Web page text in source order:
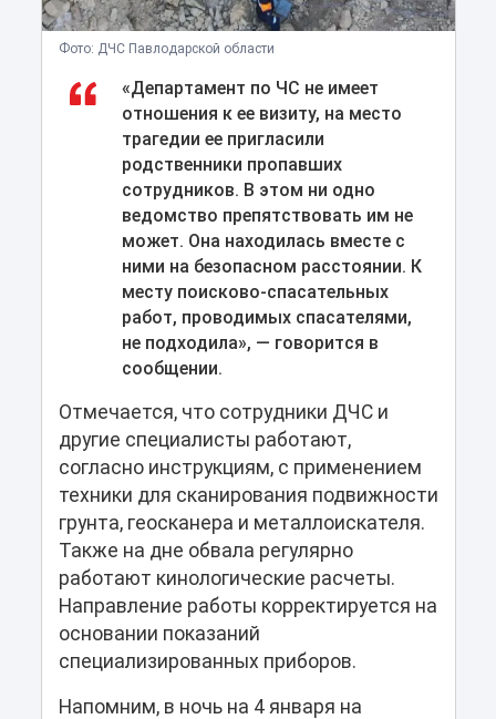
Фото: ДЧС Павлодарской области
«Департамент по ЧС не имеет
отношения к ее визиту, на место
трагедии ее пригласили
родственники пропавших
сотрудников. В этом ни одно
ведомство препятствовать им не
может. Она находилась вместе с
ними на безопасном расстоянии. К
месту поисково-спасательных
работ, проводимых спасателями,
не подходила», — говорится в
сообщении.
Отмечается, что сотрудники ДЧС и
другие специалисты работают,
согласно инструкциям, с применением
техники для сканирования подвижности
грунта, геосканера и металлоискателя.
Также на дне обвала регулярно
работают кинологические расчеты.
Направление работы корректируется на
основании показаний
специализированных приборов.
Напомним, в ночь на 4 января на